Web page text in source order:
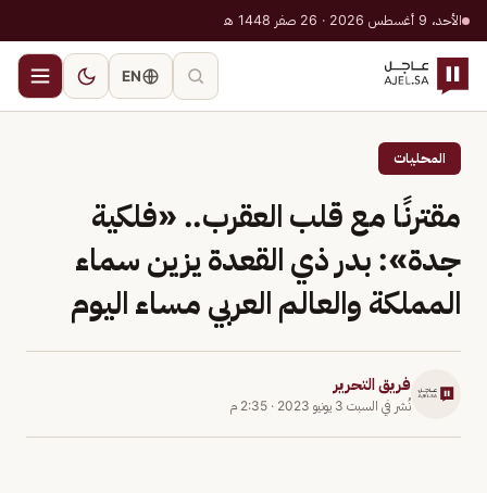
الأحد، 9 أغسطس 2026 · 26 صفر 1448 هـ
EN
المحليات
مقترنًا مع قلب العقرب.. «فلكية
جدة»: بدر ذي القعدة يزين سماء
المملكة والعالم العربي مساء اليوم
فريق التحرير
نُشر في السبت 3 يونيو 2023 · 2:35 م